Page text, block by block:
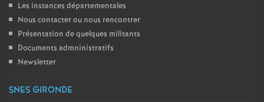
Les instances départementales
Nous contacter ou nous rencontrer
Présentation de quelques militants
Documents admninistratifs
Newsletter
SNES GIRONDE